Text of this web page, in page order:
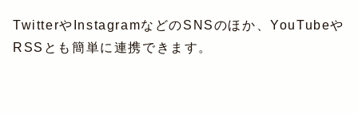
TwitterやInstagramなどのSNSのほか、YouTubeや
RSSとも簡単に連携できます。